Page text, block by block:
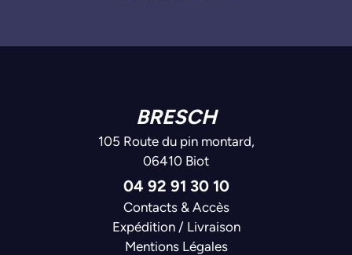
BRESCH
105 Route du pin montard,
06410 Biot
04 92 91 30 10
Contacts & Accès
Expédition / Livraison
Mentions Légales